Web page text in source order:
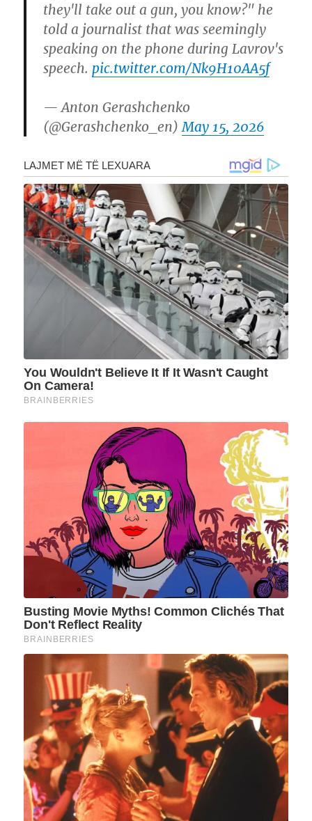
they'll take out a gun, you know?" he
told a journalist that was seemingly
speaking on the phone during Lavrov's
speech. pic.twitter.com/Nk9H10AA5f
— Anton Gerashchenko
(@Gerashchenko_en) May 15, 2026